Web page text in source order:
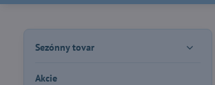
Sezónny tovar
Akcie